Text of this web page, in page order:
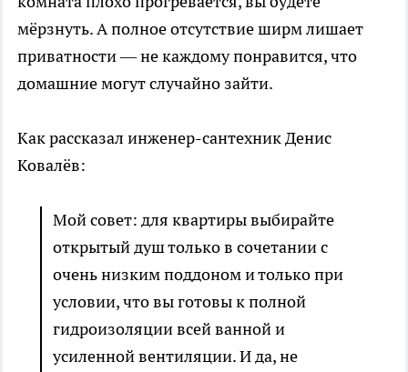
мёрзнуть. А полное отсутствие ширм лишает
приватности — не каждому понравится, что
домашние могут случайно зайти.
Как рассказал инженер-сантехник Денис
Ковалёв:
Мой совет: для квартиры выбирайте
открытый душ только в сочетании с
очень низким поддоном и только при
условии, что вы готовы к полной
гидроизоляции всей ванной и
усиленной вентиляции. И да, не